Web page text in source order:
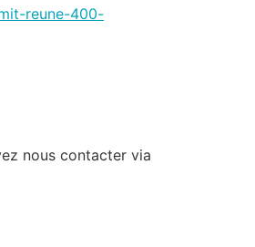
reune-400-
nous contacter via